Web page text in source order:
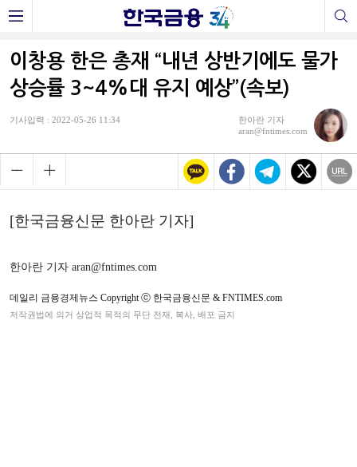
이창용 한은 총재 “내년 상반기에도 물가
상승률 3~4%대 유지 예상”(속보)
기사입력 : 2022-05-26 11:34
한아란 기자
aran@fntimes.com
[한국금융신문 한아란 기자]
한아란 기자 aran@fntimes.com
데일리 금융경제뉴스 Copyright ⓒ 한국금융신문 & FNTIMES.com
저작권법에 의거 상업적 목적의 무단 전재, 복사, 배포 금지